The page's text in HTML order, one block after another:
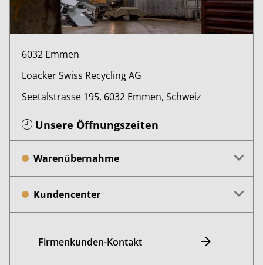
6032 Emmen
Loacker Swiss Recycling AG
Seetalstrasse 195, 6032 Emmen, Schweiz
Unsere Öffnungszeiten
Warenübernahme
Kundencenter
Firmenkunden-Kontakt